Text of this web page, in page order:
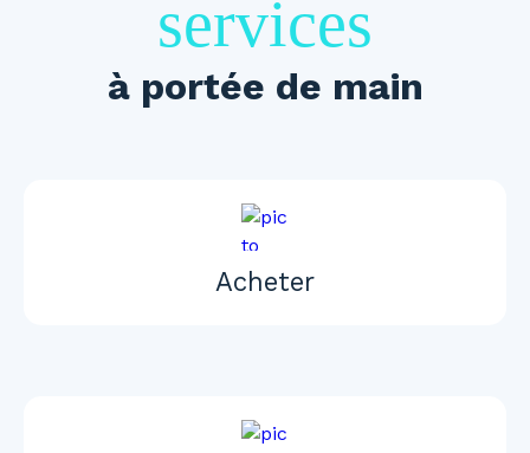
services
à portée de main
Acheter